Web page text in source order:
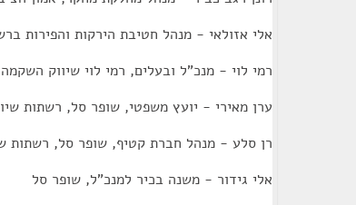
אלי אזולאי - מנהל חטיבת הירקות והפירות
רמי לוי - מנכ"ל ובעלים, רמי לוי שיווק
ערן מאירי - יועץ משפטי, שופר סל, רשתות
רן סלע - מנהל חברת קטיף, שופר סל, רשתות
אלי גידור - משנה בכיר למנכ"ל, שופר סל